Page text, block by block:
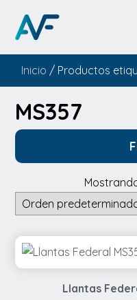
Inicio / Productos
MS357
Llantas